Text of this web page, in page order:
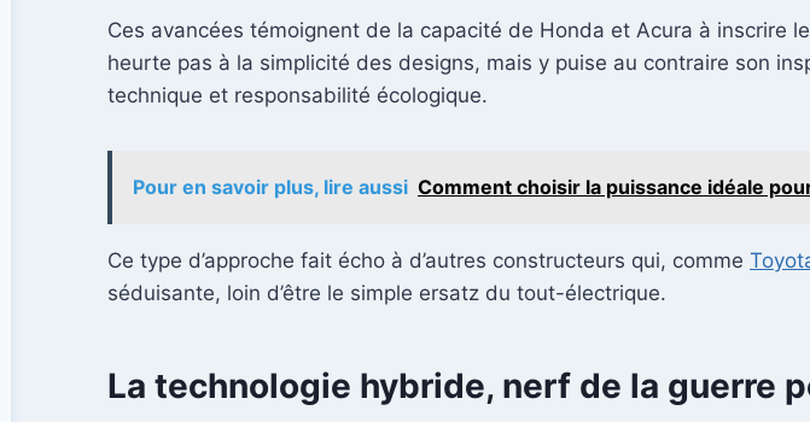
Ces avancées témoignent de la capacité de Honda et Acura à inscrire
heurte pas à la simplicité des designs, mais y puise au contraire son
technique et responsabilité écologique.
Pour en savoir plus, lire aussi Comment choisir la puissance idéale
Ce type d’approche fait écho à d’autres constructeurs qui, comme
séduisante, loin d’être le simple ersatz du tout-électrique.
La technologie hybride, nerf de la guerre